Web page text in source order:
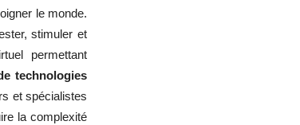
le monde.
stimuler et
permettant
technologies
et spécialistes
la complexité